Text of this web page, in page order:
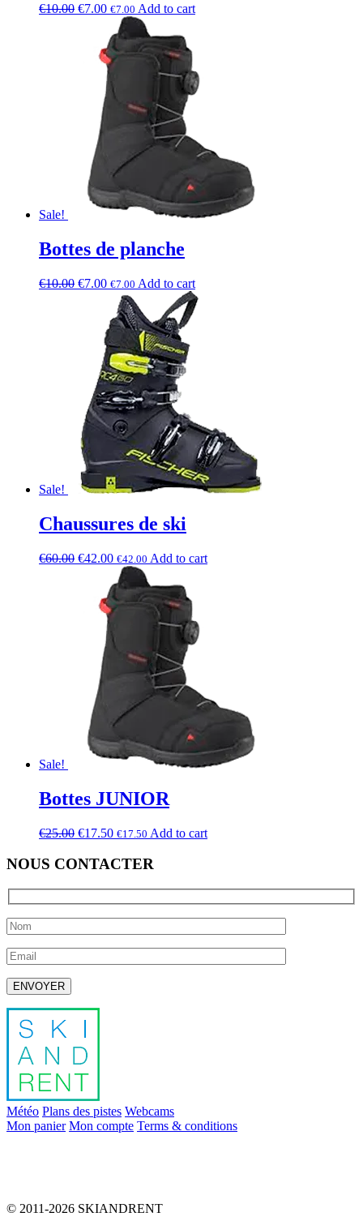
€10.00 €7.00 €7.00 Add to cart
Sale!
Bottes de planche
€10.00 €7.00 €7.00 Add to cart
Sale!
Chaussures de ski
€60.00 €42.00 €42.00 Add to cart
Sale!
Bottes JUNIOR
€25.00 €17.50 €17.50 Add to cart
NOUS CONTACTER
Laissez ce champ vide.
Météo Plans des pistes Webcams
Mon panier Mon compte Terms & conditions
© 2011-2026 SKIANDRENT